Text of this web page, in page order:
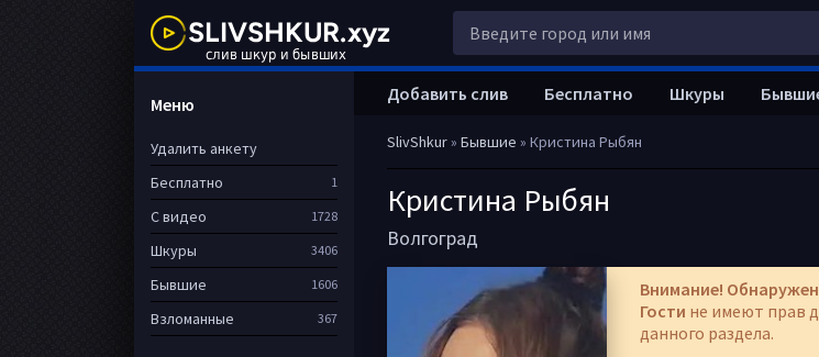
SlivShkur» Бывшие » Кристина Рыбян
Кристина Рыбян
Волгоград
Внимание!
Гости не имеют прав
данного раздела.
Добавить слив Бесплатно Шкуры
Меню
Удалить анкету
Бесплатно
1
С видео 1728
Шкуры 3406
Бывшие 1606
Взломанные 367